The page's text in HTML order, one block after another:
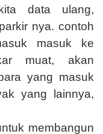
data ulang,
nya. contoh
masuk ke
muat, akan
yang masuk
yang lainnya,
membangun